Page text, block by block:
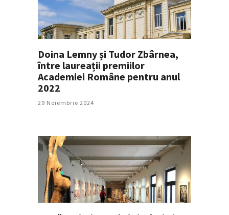
Doina Lemny și Tudor Zbârnea,
între laureații premiilor
Academiei Române pentru anul
2022
29 Noiembrie 2024